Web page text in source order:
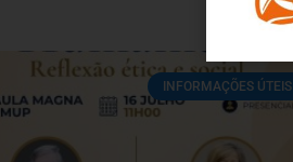
INFORMAÇÕES ÚTEIS